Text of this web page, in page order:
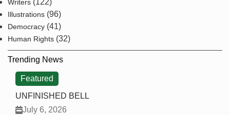
Writers
Illustrations (96)
Democracy (41)
Human Rights (32)
Trending News
Featured
UNFINISHED BELL
July 6, 2026